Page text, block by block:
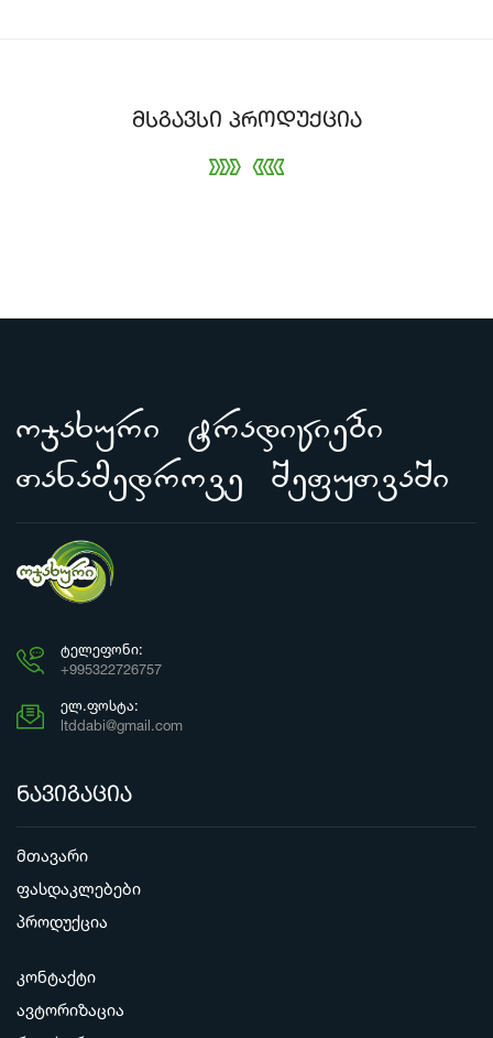
მსგავსი პროდუქცია
ojaxuri tradiciebi
Tanamedrove SefuTvaSi
ᲢᲔᲚᲔᲤᲝᲜᲘ:
+995322726757
ᲔᲚ.ᲤᲝᲡᲢᲐ:
ltddabi@gmail.com
ნავიგაცია
მთავარი
ფასდაკლებები
პროდუქცია
კონტაქტი
ავტორიზაცია